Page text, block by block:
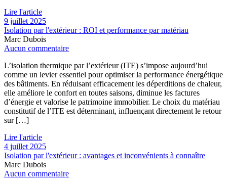
Lire l'article
9 juillet 2025
Isolation par l'extérieur : ROI et performance par matériau
Marc Dubois
Aucun commentaire
L’isolation thermique par l’extérieur (ITE) s’impose aujourd’hui
comme un levier essentiel pour optimiser la performance énergétique
des bâtiments. En réduisant efficacement les déperditions de chaleur,
elle améliore le confort en toutes saisons, diminue les factures
d’énergie et valorise le patrimoine immobilier. Le choix du matériau
constitutif de l’ITE est déterminant, influençant directement le retour
sur […]
Lire l'article
4 juillet 2025
Isolation par l'extérieur : avantages et inconvénients à connaître
Marc Dubois
Aucun commentaire